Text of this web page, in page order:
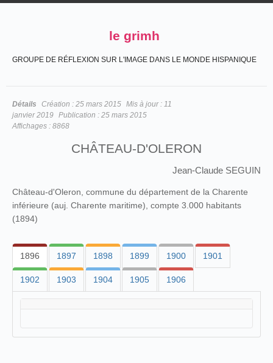
le grimh
GROUPE DE RÉFLEXION SUR L'IMAGE DANS LE MONDE HISPANIQUE
Détails Création : 25 mars 2015 Mis à jour : 11
janvier 2019 Publication : 25 mars 2015
Affichages : 8868
CHÂTEAU-D'OLERON
Jean-Claude SEGUIN
Château-d'Oleron, commune du département de la Charente
inférieure (auj. Charente maritime), compte 3.000 habitants
(1894)
1896 1897 1898 1899 1900 1901
1902 1903 1904 1905 1906